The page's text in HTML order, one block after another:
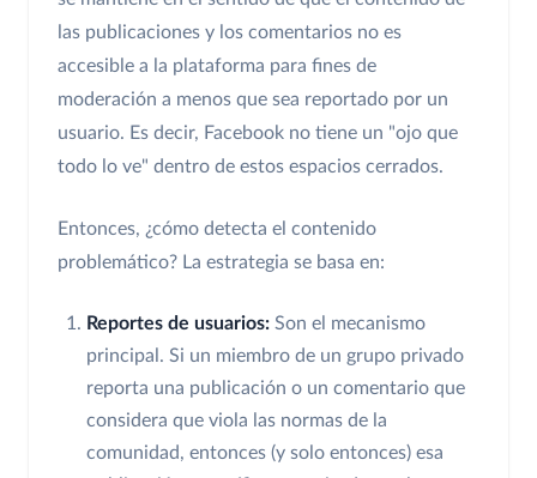
las publicaciones y los comentarios no es
accesible a la plataforma para fines de
moderación a menos que sea reportado por un
usuario. Es decir, Facebook no tiene un "ojo que
todo lo ve" dentro de estos espacios cerrados.
Entonces, ¿cómo detecta el contenido
problemático? La estrategia se basa en:
Reportes de usuarios: Son el mecanismo
principal. Si un miembro de un grupo privado
reporta una publicación o un comentario que
considera que viola las normas de la
comunidad, entonces (y solo entonces) esa